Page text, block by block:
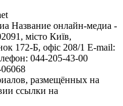
Название онлайн-медиа -
місто Київ,
Б, офіс 208/1 E-mail:
044-205-43-00
размещённых на
ссылки на